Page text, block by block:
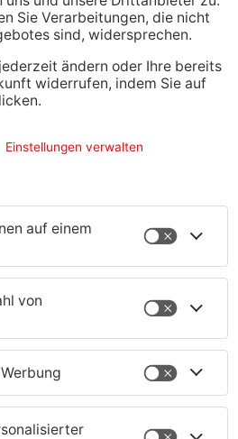
Immer
das
getarnt,
an. Dadurch
einen
Möglichkeit,